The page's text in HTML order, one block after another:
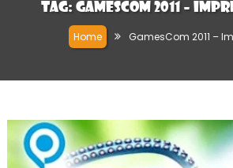
Tag: GamesCom 2011 –
Home GamesCom 2011 –